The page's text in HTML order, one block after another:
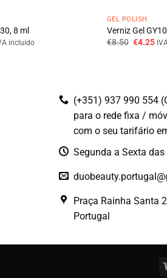
8 ml
incluido
GEL POLISH
Verniz Gel
€8.50 O
€4.25O
(+351) 937 990 554
para o rede fixa /
com o seu tarifário
Segunda a Sexta
Praça Rainha Santa
Portugal